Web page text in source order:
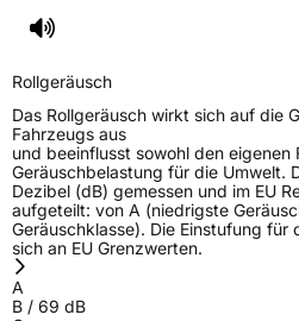
EPREL ID 507755
Allgemeine Produktsicherheit
HerstellerkontaktFRONWAY,
City 274400
info@zodotire.cn
Rollgeräusch
Das Rollgeräusch wirkt sich auf die
Fahrzeugs aus
und beeinflusst sowohl den eigenen
Geräuschbelastung für die Umwelt.
Dezibel (dB) gemessen und im EU
aufgeteilt: von A (niedrigste
Geräuschklasse). Die Einstufung für
sich an EU Grenzwerten.
A
B / 69 dB